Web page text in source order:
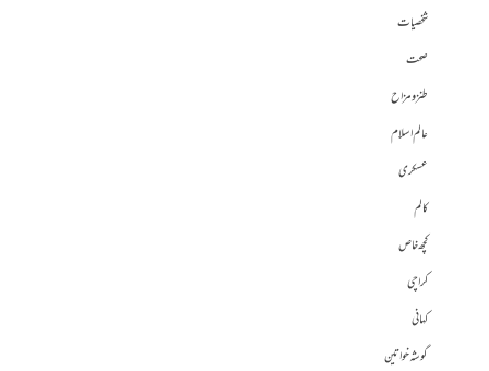
شخصیات
صحت
طنز و مزاح
عالم اسلام
عسکری
کالم
کچھ خاص
کراچی
کہانی
گوشہ خواتین